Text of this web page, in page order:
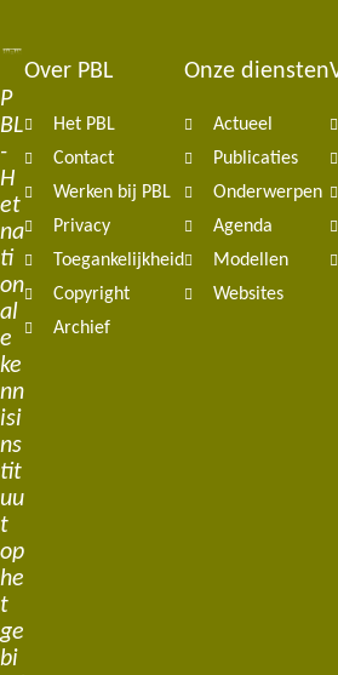
P
BL
-
H
et
na
ti
on
al
e
ke
nn
isi
ns
tit
uu
t
op
he
t
ge
bi
Footer
navigation
Over PBL
Het PBL
Contact
Werken bij PBL
Privacy
Toegankelijkheid
Copyright
Archief
Onze diensten
Actueel
Publicaties
Onderwerpen
Agenda
Modellen
Websites